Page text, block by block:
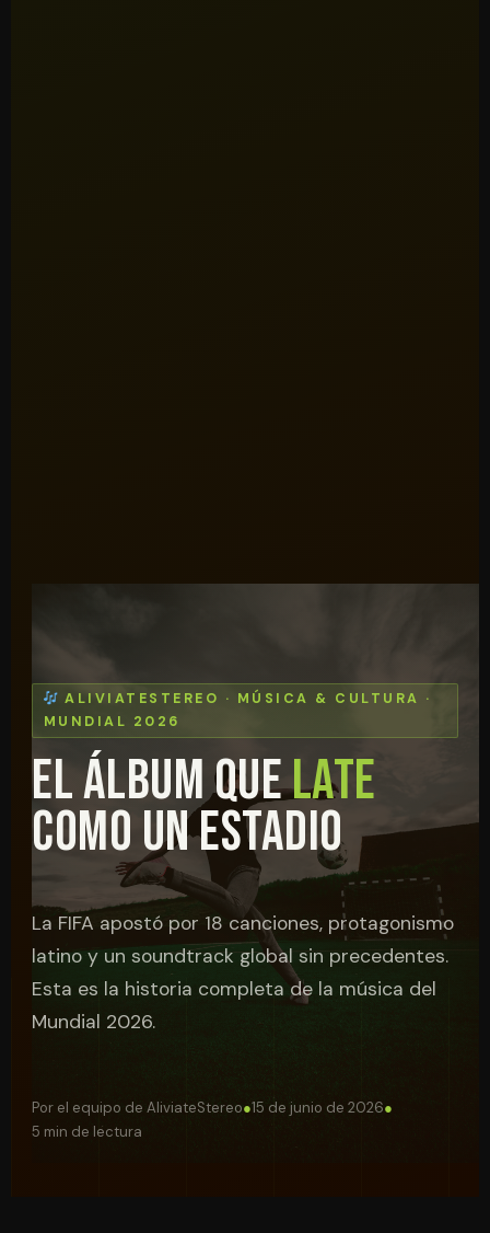
ALIVIATESTEREO · MÚSICA & CULTURA ·
MUNDIAL 2026
EL ÁLBUM QUELATE
COMO UN ESTADIO
La FIFA apostó por 18 canciones, protagonismo
latino y un soundtrack global sin precedentes.
Esta es la historia completa de la música del
Mundial 2026.
Por el equipo de AliviateStereo●15 de junio de 2026●
5 min de lectura